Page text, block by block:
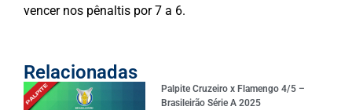
vencer nos pênaltis por 7 a 6.
Relacionadas
Palpite Cruzeiro x Flamengo 4/5 –
Brasileirão Série A 2025